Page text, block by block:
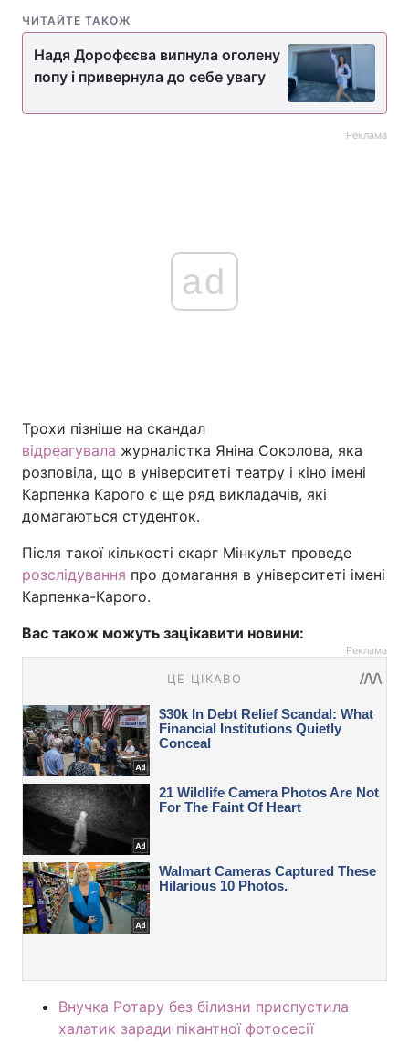
ЧИТАЙТЕ ТАКОЖ
Надя Дорофєєва випнула оголену
попу і привернула до себе увагу
Реклама
ad
Трохи пізніше на скандал
відреагувала журналістка Яніна Соколова, яка
розповіла, що в університеті театру і кіно імені
Карпенка Карого є ще ряд викладачів, які
домагаються студенток.
Після такої кількості скарг Мінкульт проведе
розслідування про домагання в університеті імені
Карпенка-Карого.
Вас також можуть зацікавити новини:
Реклама
Внучка Ротару без білизни приспустила
халатик заради пікантної фотосесії